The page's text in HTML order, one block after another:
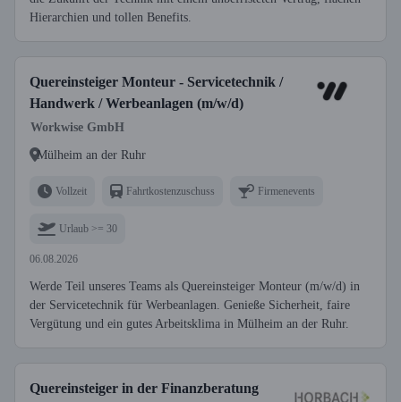
Hierarchien und tollen Benefits.
Quereinsteiger Monteur - Servicetechnik /
Handwerk / Werbeanlagen (m/w/d)
Workwise GmbH
Mülheim an der Ruhr
Vollzeit Fahrtkostenzuschuss Firmenevents
Urlaub >= 30
06.08.2026
Werde Teil unseres Teams als Quereinsteiger Monteur (m/w/d) in
der Servicetechnik für Werbeanlagen. Genieße Sicherheit, faire
Vergütung und ein gutes Arbeitsklima in Mülheim an der Ruhr.
Quereinsteiger in der Finanzberatung